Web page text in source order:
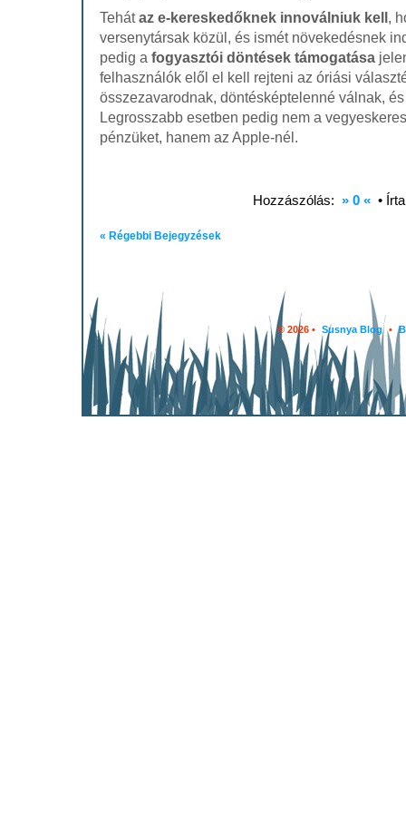
Tehátaz e-kereskedőknek innoválniuk kell,
versenytársak közül, és ismét növekedésnek
pedig a fogyasztói döntések támogatása
felhasználók elől el kell rejteni az óriási
összezavarodnak, döntésképtelenné válnak,
Legrosszabb esetben pedig nem a
pénzüket, hanem az Apple-nél.
Hozzászólás: » 0 « •
« Régebbi Bejegyzések
© 2026 • Susnya Blog •